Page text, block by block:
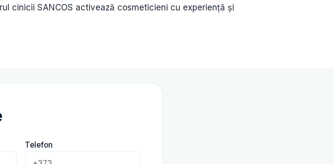
cinicii SANCOS activează cosmeticieni cu experiență și
Telefon